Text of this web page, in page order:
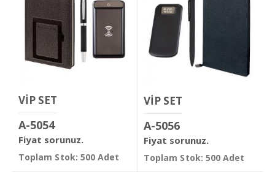
VİP SET
A-5054
Fiyat sorunuz.
Toplam Stok: 500 Adet
VİP SET
A-5056
Fiyat sorunuz.
Toplam Stok: 500 Adet